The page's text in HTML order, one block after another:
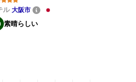
ル大阪市
素晴らしい